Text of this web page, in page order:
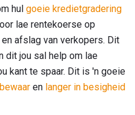
hul goeie kredietgradering
lae rentekoerse op
afslag van verkopers. Dit
dit jou sal help om lae
kant te spaar. Dit is 'n goeie
bewaar en langer in besigheid